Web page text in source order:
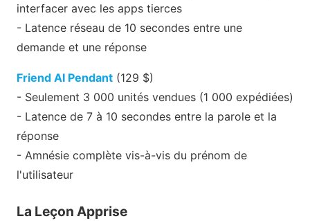
interfacer avec les apps tierces
- Latence réseau de 10 secondes entre une
demande et une réponse
Friend AI Pendant (129 $)
- Seulement 3 000 unités vendues (1 000 expédiées)
- Latence de 7 à 10 secondes entre la parole et la
réponse
- Amnésie complète vis-à-vis du prénom de
l'utilisateur
La Leçon Apprise